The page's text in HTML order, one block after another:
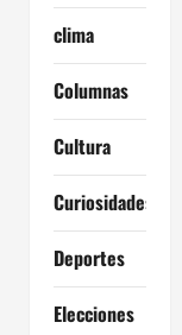
clima
Columnas
Cultura
Curiosidades
Deportes
Elecciones